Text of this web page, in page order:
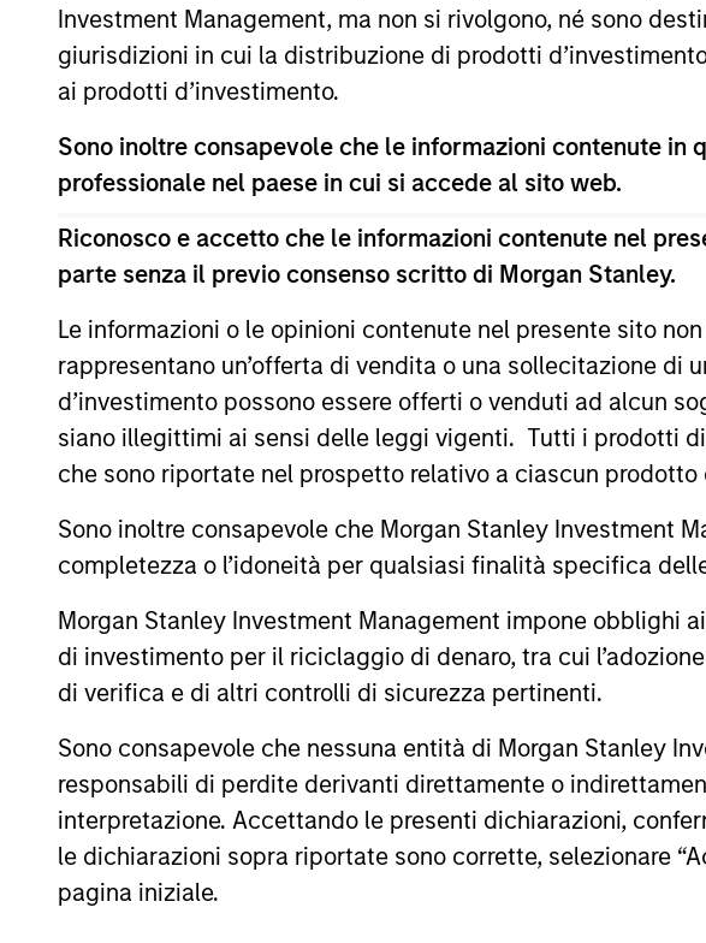
Investment Management, ma non si rivolgono, né sono
giurisdizioni in cui la distribuzione di prodotti
ai prodotti d’investimento.
Sono inoltre consapevole che le informazioni contenute
professionale nel paese in cui si accede al sito web.
Riconosco e accetto che le informazioni contenute nel
parte senza il previo consenso scritto di Morgan Stanley.
Le informazioni o le opinioni contenute nel presente sito
rappresentano un’offerta di vendita o una sollecitazione di
d’investimento possono essere offerti o venduti ad alcun
siano illegittimi ai sensi delle leggi vigenti. Tutti i prodotti
che sono riportate nel prospetto relativo a ciascun prodotto
Sono inoltre consapevole che Morgan Stanley Investment
completezza o l’idoneità per qualsiasi finalità specifica
Morgan Stanley Investment Management impone obblighi
di investimento per il riciclaggio di denaro, tra cui
di verifica e di altri controlli di sicurezza pertinenti.
Sono consapevole che nessuna entità di Morgan Stanley
responsabili di perdite derivanti direttamente o
interpretazione. Accettando le presenti dichiarazioni,
le dichiarazioni sopra riportate sono corrette, selezionare
pagina iniziale.
worked in various underwriting, portfolio management,
CapitalSource Finance, and GE Capital. Mr. Day earned
and his MBA in Finance and Management & Strategy
Approfondimenti correlati
ARTICOLO
Direct Lending: Separating
Signal from Sentiment
Direct lending enters 2026 with a
supportive economic backdrop despite
recent volatility driven more by headline
noise than a deterioration in credit quality.
18-FEB-2026
ARTICOLO
Private
Monitor -
Timely insights
landscape,
developments,
considerations
4-AGO-2026